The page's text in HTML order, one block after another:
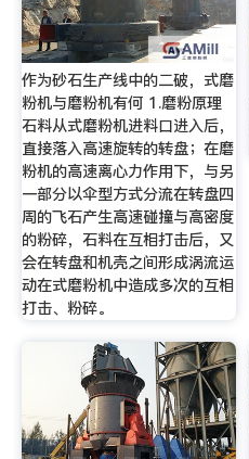
作为砂石生产线中的二破，式磨
粉机与磨粉机有何 1.磨粉原理
石料从式磨粉机进料口进入后，
直接落入高速旋转的转盘；在磨
粉机的高速离心力作用下，与另
一部分以伞型方式分流在转盘四
周的飞石产生高速碰撞与高密度
的粉碎，石料在互相打击后，又
会在转盘和机壳之间形成涡流运
动在式磨粉机中造成多次的互相
打击、粉碎。